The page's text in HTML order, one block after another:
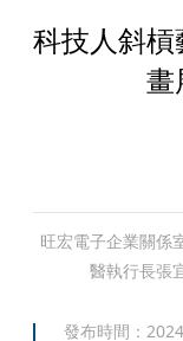
科技人斜
畫
旺宏電子企業關係
醫執行長張
發布時間：